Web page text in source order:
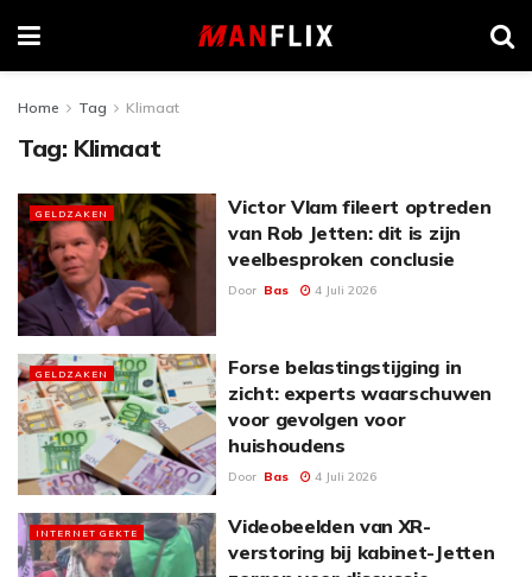
Home Tag Klimaat
Tag: Klimaat
GELDZAKEN
Victor Vlam fileert optreden
van Rob Jetten: dit is zijn
veelbesproken conclusie
Door Bas 4 Juli 2026
GELDZAKEN
Forse belastingstijging in
zicht: experts waarschuwen
voor gevolgen voor
huishoudens
Door Bas 4 Juli 2026
INTERNET GEKTE
Videobeelden van XR-
verstoring bij kabinet-Jetten